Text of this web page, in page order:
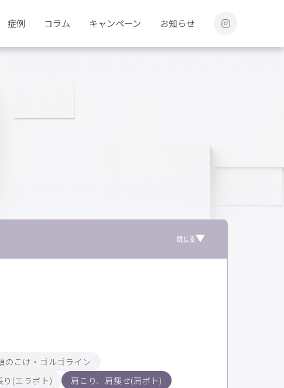
症例 コラム キャンペーン お知らせ
閉じる
のこけ・ゴルゴライン
り(エラボト)
肩こり、肩痩せ(肩ボト)